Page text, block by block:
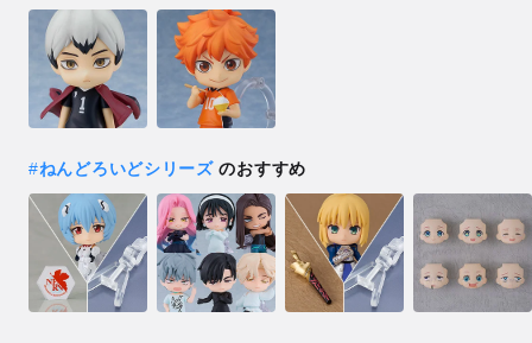
#ねんどろいどシリーズのおすすめ